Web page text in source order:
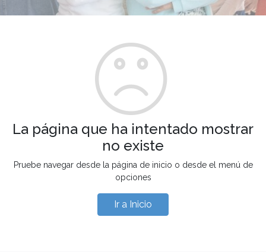
La página que ha intentado mostrar
no existe
Pruebe navegar desde la página de inicio o desde el menú de
opciones
Ir a Inicio